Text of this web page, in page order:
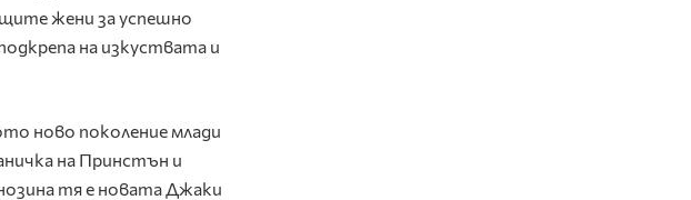
жени за успешно
на изкуствата и
ново поколение млади
на Принстън и
тя е новата Джаки